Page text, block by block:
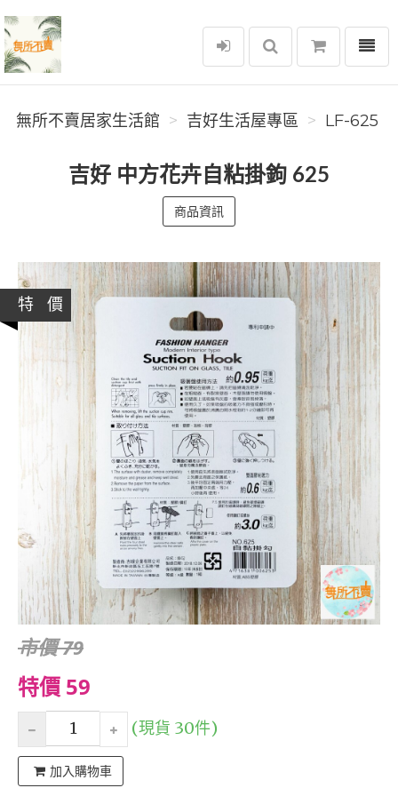
無所不賣居家生活館
選單
無所不賣居家生活館 吉好生活屋專區 LF-625
吉好 中方花卉自粘掛鉤 625
商品資訊
特 價
市價 79
特價 59
(現貨 30件)
加入購物車